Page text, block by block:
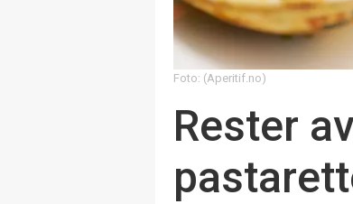
Foto: (Aperitif.no)
Rester